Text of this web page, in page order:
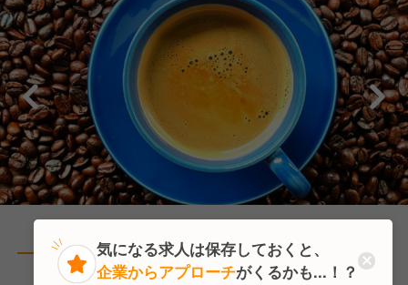
直近5人がこの求人を検討中
気になる求人は保存しておくと、
企業からアプローチがくるかも...！？